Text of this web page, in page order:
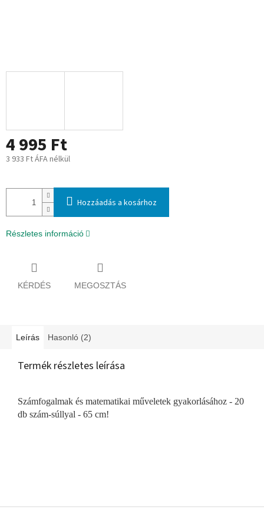
4 995 Ft
3 933 Ft ÁFA nélkül
Hozzáadás a kosárhoz
Részletes információ
KÉRDÉS MEGOSZTÁS
Leírás Hasonló (2)
Termék részletes leírása
Számfogalmak és matematikai műveletek gyakorlásához - 20
db szám-súllyal - 65 cm!
L